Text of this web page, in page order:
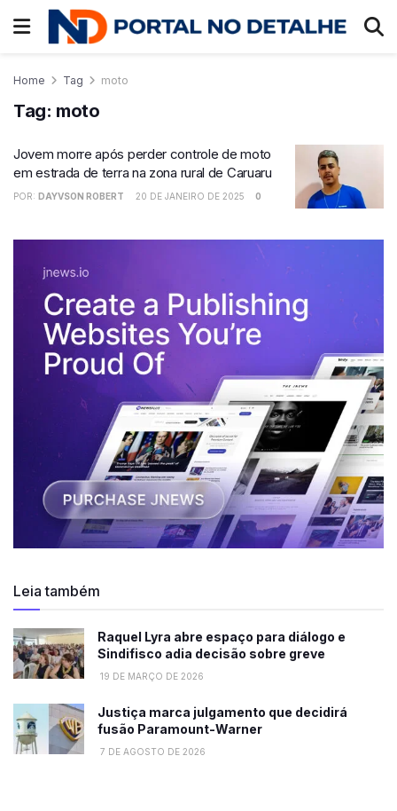
Home Tag moto
Tag: moto
Jovem morre após perder controle de moto
em estrada de terra na zona rural de Caruaru
POR: DAYVSON ROBERT 20 DE JANEIRO DE 2025 0
Leia também
Raquel Lyra abre espaço para diálogo e
Sindifisco adia decisão sobre greve
19 DE MARÇO DE 2026
Justiça marca julgamento que decidirá
fusão Paramount-Warner
7 DE AGOSTO DE 2026